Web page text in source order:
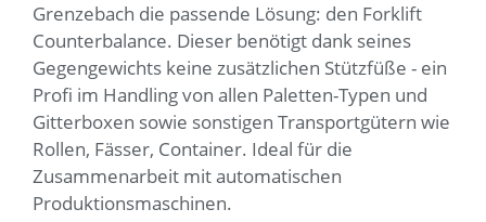
Grenzebach die passende Lösung: den Forklift
Counterbalance. Dieser benötigt dank seines
Gegengewichts keine zusätzlichen Stützfüße - ein
Profi im Handling von allen Paletten-Typen und
Gitterboxen sowie sonstigen Transportgütern wie
Rollen, Fässer, Container. Ideal für die
Zusammenarbeit mit automatischen
Produktionsmaschinen.